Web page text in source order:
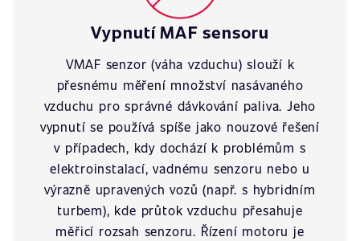
Vypnutí MAF sensoru
VMAF senzor (váha vzduchu) slouží k
přesnému měření množství nasávaného
vzduchu pro správné dávkování paliva. Jeho
vypnutí se používá spíše jako nouzové řešení
v případech, kdy dochází k problémům s
elektroinstalací, vadnému senzoru nebo u
výrazně upravených vozů (např. s hybridním
turbem), kde průtok vzduchu přesahuje
měřicí rozsah senzoru. Řízení motoru je